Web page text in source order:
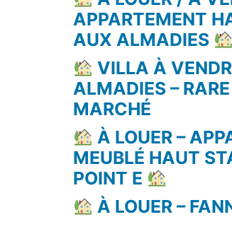
APPARTEMENT
AUX ALMADIES
VILLA À
ALMADIES –
MARCHÉ
À LOUER –
MEUBLÉ HAUT
POINT E
À LOUER –